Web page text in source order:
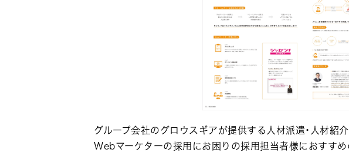
グループ会社のグロウスギアが提供する人材派遣・人材紹
Webマーケターの採用にお困りの採用担当者様におすすめ